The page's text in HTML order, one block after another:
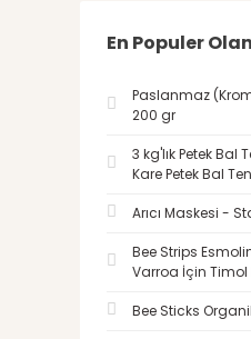
En Populer
Paslanmaz
200 gr
3 kg'lık Petek Bal
Kare Petek Bal
Arıcı Maskesi -
Bee Strips
Varroa İçin Timol
Bee Sticks